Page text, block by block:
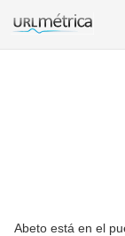
Abeto está en el